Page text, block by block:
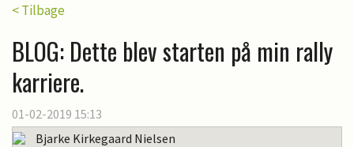
< Tilbage
BLOG: Dette blev starten på min rally
karriere.
01-02-2019 15:13
Bjarke Kirkegaard Nielsen